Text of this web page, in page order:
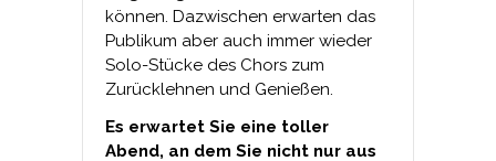
können. Dazwischen erwarten das
Publikum aber auch immer wieder
Solo-Stücke des Chors zum
Zurücklehnen und Genießen.
Es erwartet Sie eine toller
Abend, an dem Sie nicht nur aus